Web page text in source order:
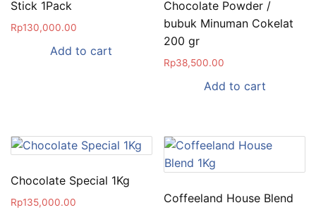
Stick 1Pack
Rp130,000.00
Add to cart
Chocolate Powder /
bubuk Minuman Cokelat
200 gr
Rp38,500.00
Add to cart
Chocolate Special 1Kg
Rp135,000.00
Coffeeland House Blend